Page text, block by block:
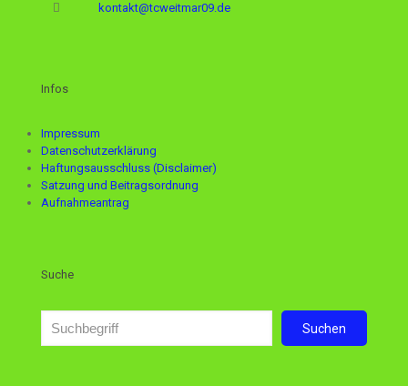
kontakt@tcweitmar09.de
Infos
Impressum
Datenschutzerklärung
Haftungsausschluss (Disclaimer)
Satzung und Beitragsordnung
Aufnahmeantrag
Suche
Suchen Suchen